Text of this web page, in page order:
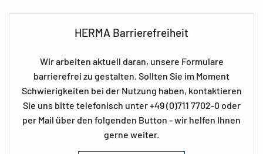
KonformitätsstufeAA.
Technische Daten
Die Barrierefreiheit der Website basiert auf den folgenden
Technologien, die mit der jeweiligen Kombination aus
Webbrowser und unterstützenden Technologien oder
Plugins auf Ihrem Computer funktionieren:
HERMA Barrierefreiheit
Wir arbeiten aktuell daran, unsere Formulare
barrierefrei zu gestalten. Sollten Sie im Moment
Schwierigkeiten bei der Nutzung haben, kontaktieren
Sie uns bitte telefonisch unter +49 (0)711 7702-0 oder
per Mail über den folgenden Button - wir helfen Ihnen
gerne weiter.